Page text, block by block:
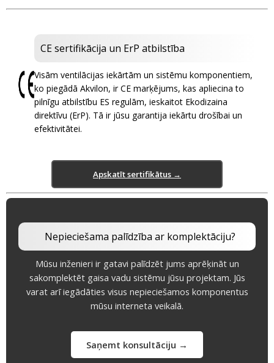
CE sertifikācija un ErP atbilstība
Visām ventilācijas iekārtām un sistēmu komponentiem,
ko piegādā Akvilon, ir CE marķējums, kas apliecina to
pilnīgu atbilstību ES regulām, ieskaitot Ekodizaina
direktīvu (ErP). Tā ir jūsu garantija iekārtu drošībai un
efektivitātei.
Apskatīt sertifikātus →
Nepieciešama palīdzība ar komplektāciju?
Mūsu inženieri ir gatavi palīdzēt jums aprēķināt un
sakomplektēt gaisa vadu sistēmu jūsu projektam. Jūs
varat arī iegādāties visus nepieciešamos komponentus
mūsu interneta veikalā.
Saņemt konsultāciju →